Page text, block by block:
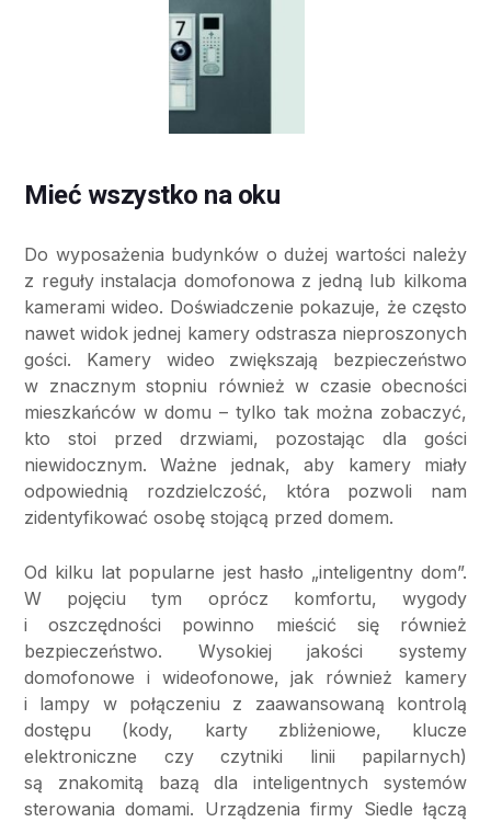
Mieć wszystko na oku
Do wyposażenia budynków o dużej wartości należy
z reguły instalacja domofonowa z jedną lub kilkoma
kamerami wideo. Doświadczenie pokazuje, że często
nawet widok jednej kamery odstrasza nieproszonych
gości. Kamery wideo zwiększają bezpieczeństwo
w znacznym stopniu również w czasie obecności
mieszkańców w domu – tylko tak można zobaczyć,
kto stoi przed drzwiami, pozostając dla gości
niewidocznym. Ważne jednak, aby kamery miały
odpowiednią rozdzielczość, która pozwoli nam
zidentyfikować osobę stojącą przed domem.
Od kilku lat popularne jest hasło „inteligentny dom”.
W pojęciu tym oprócz komfortu, wygody
i oszczędności powinno mieścić się również
bezpieczeństwo. Wysokiej jakości systemy
domofonowe i wideofonowe, jak również kamery
i lampy w połączeniu z zaawansowaną kontrolą
dostępu (kody, karty zbliżeniowe, klucze
elektroniczne czy czytniki linii papilarnych)
są znakomitą bazą dla inteligentnych systemów
sterowania domami. Urządzenia firmy Siedle łączą